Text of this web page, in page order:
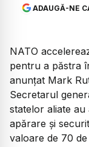
ADAUGĂ-NE
NATO
pentru a păstra
anunțat Mark
Secretarul
statelor aliate
apărare și
valoare de 70